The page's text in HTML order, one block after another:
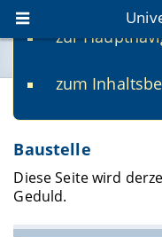
zur
zum
Medien,
Baustelle
Diese Seite wird
Geduld.